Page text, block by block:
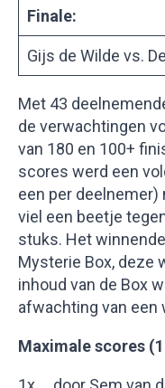
Finale:
Gijs de Wilde vs.
Met 43
de verwachtingen
van 180 en 100+
scores werd een
een per deelnemer)
viel een beetje
stuks. Het
Mysterie Box, deze
inhoud van de Box
afwachting van een
Maximale scores